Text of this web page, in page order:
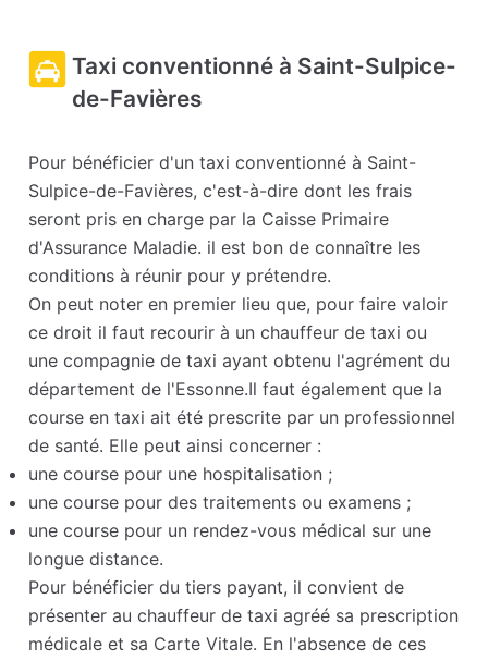
Taxi conventionné à Saint-Sulpice-
de-Favières
Pour bénéficier d'un taxi conventionné à Saint-
Sulpice-de-Favières, c'est-à-dire dont les frais
seront pris en charge par la Caisse Primaire
d'Assurance Maladie. il est bon de connaître les
conditions à réunir pour y prétendre.
On peut noter en premier lieu que, pour faire valoir
ce droit il faut recourir à un chauffeur de taxi ou
une compagnie de taxi ayant obtenu l'agrément du
département de l'Essonne.Il faut également que la
course en taxi ait été prescrite par un professionnel
de santé. Elle peut ainsi concerner :
une course pour une hospitalisation ;
une course pour des traitements ou examens ;
une course pour un rendez-vous médical sur une
longue distance.
Pour bénéficier du tiers payant, il convient de
présenter au chauffeur de taxi agréé sa prescription
médicale et sa Carte Vitale. En l'absence de ces